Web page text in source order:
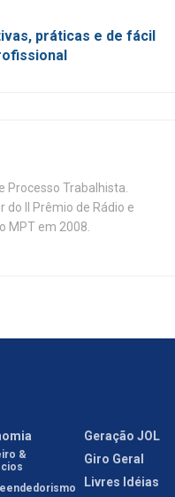
práticas e de fácil
Processo Trabalhista.
II Prêmio de Rádio e
MPT em 2008.
&
Geração JOL
Giro Geral
Livres Idéias